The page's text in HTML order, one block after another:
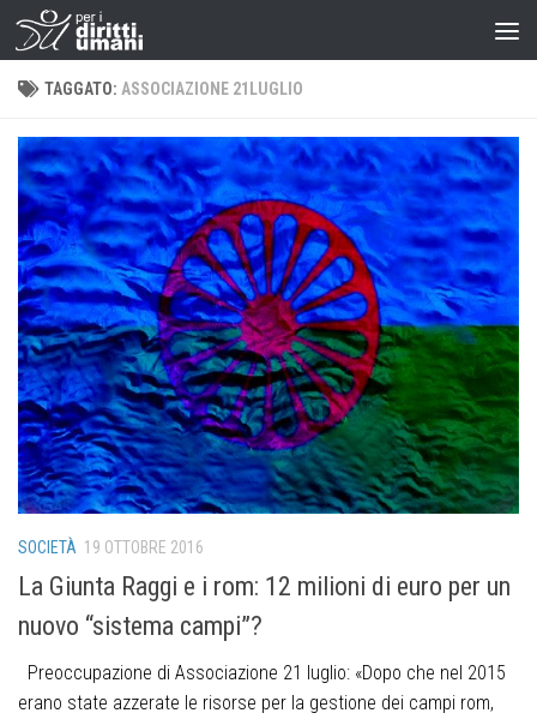
TAGGATO: ASSOCIAZIONE 21LUGLIO
SOCIETÀ 19 OTTOBRE 2016
La Giunta Raggi e i rom: 12 milioni di euro per un
nuovo “sistema campi”?
Preoccupazione di Associazione 21 luglio: «Dopo che nel 2015
erano state azzerate le risorse per la gestione dei campi rom,